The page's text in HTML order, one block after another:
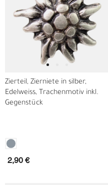
Zierteil, Zierniete in silber,
Edelweiss, Trachenmotiv inkl.
Gegenstück
2,90 €